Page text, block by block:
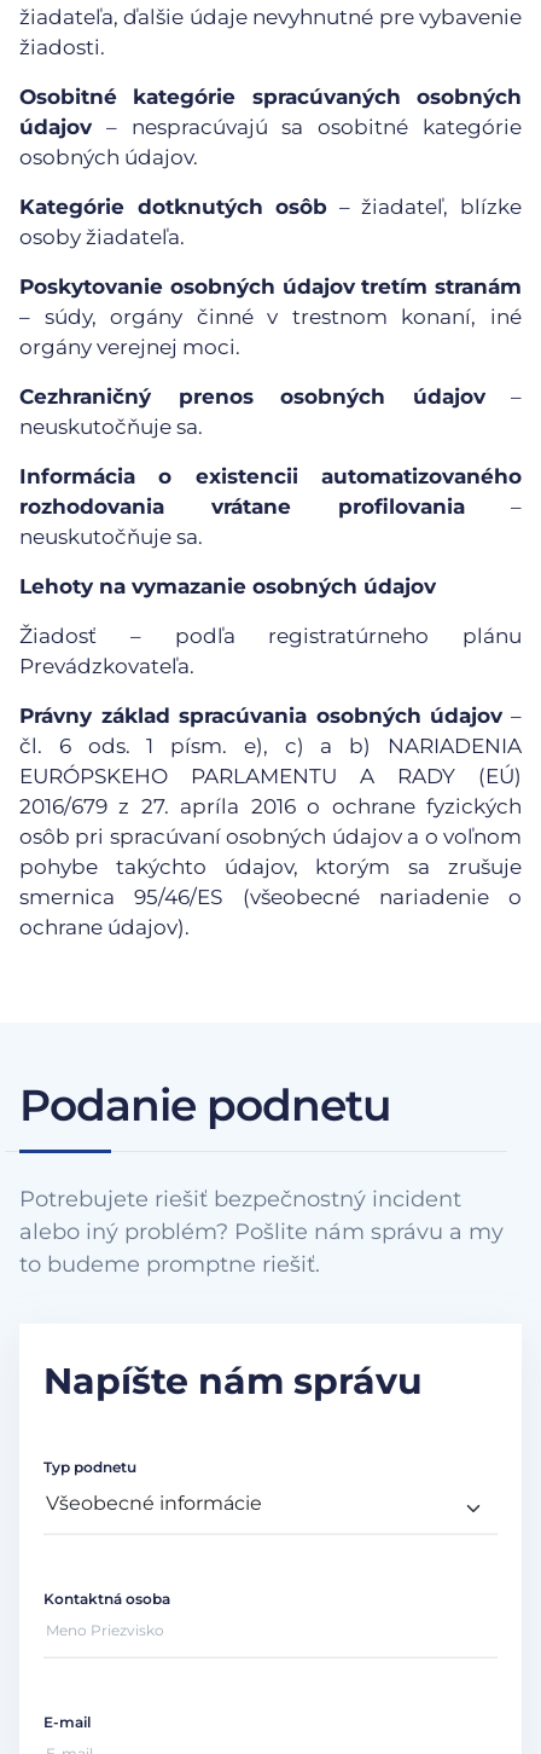
žiadateľa, ďalšie údaje nevyhnutné pre vybavenie
žiadosti.
Osobitné kategórie spracúvaných osobných
údajov – nespracúvajú sa osobitné kategórie
osobných údajov.
Kategórie dotknutých osôb – žiadateľ, blízke
osoby žiadateľa.
Poskytovanie osobných údajov tretím stranám
– súdy, orgány činné v trestnom konaní, iné
orgány verejnej moci.
Cezhraničný prenos osobných údajov–
neuskutočňuje sa.
Informácia o existencii automatizovaného
rozhodovania vrátane profilovania –
neuskutočňuje sa.
Lehoty na vymazanie osobných údajov
Žiadosť – podľa registratúrneho plánu
Prevádzkovateľa.
Právny základ spracúvania osobných údajov –
čl. 6 ods. 1 písm. e), c) a b) NARIADENIA
EURÓPSKEHO PARLAMENTU A RADY (EÚ)
2016/679 z 27. apríla 2016 o ochrane fyzických
osôb pri spracúvaní osobných údajov a o voľnom
pohybe takýchto údajov, ktorým sa zrušuje
smernica 95/46/ES (všeobecné nariadenie o
ochrane údajov).
Podanie podnetu
Potrebujete riešiť bezpečnostný incident
alebo iný problém? Pošlite nám správu a my
to budeme promptne riešiť.
Napíšte nám správu
Typ podnetu
Kontaktná osoba
E-mail